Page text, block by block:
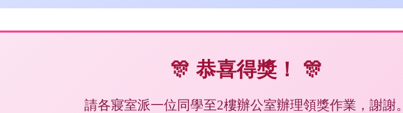
恭喜得獎！
請各寢室派一位同學至2樓辦公室辦理領獎作業，謝謝